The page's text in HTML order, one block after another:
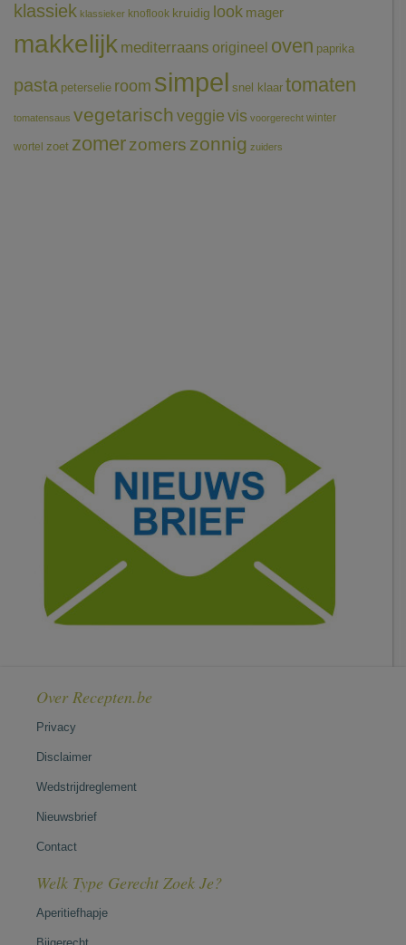
klassiek klassieker knoflook kruidig look mager
makkelijk mediterraans origineel oven paprika
pasta peterselie room simpel snel klaar tomaten
tomatensaus vegetarischveggie vis voorgerecht winter
wortel zoet zomerzomers zonnig zuiders
Over Recepten.be
Privacy
Disclaimer
Wedstrijdreglement
Nieuwsbrief
Contact
Welk Type Gerecht Zoek Je?
Aperitiefhapje